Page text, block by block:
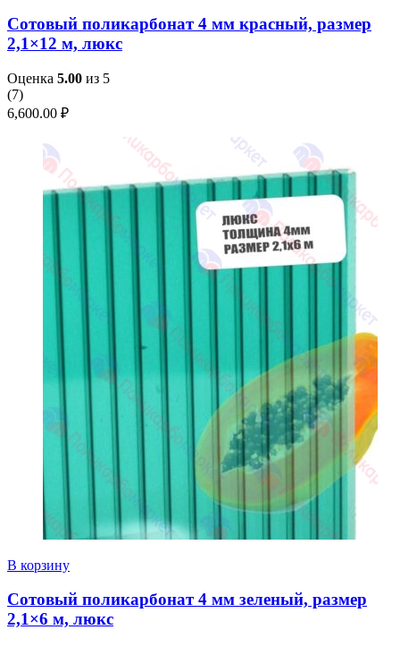
Сотовый поликарбонат 4 мм красный, размер
2,1×12 м, люкс
Оценка 5.00 из 5
(7)
6,600.00 ₽
В корзину
Сотовый поликарбонат 4 мм зеленый, размер
2,1×6 м, люкс